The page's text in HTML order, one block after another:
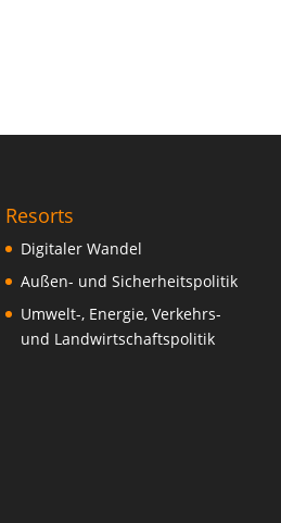
Resorts
Digitaler Wandel
Außen- und Sicherheitspolitik
Umwelt-, Energie, Verkehrs-
und Landwirtschaftspolitik